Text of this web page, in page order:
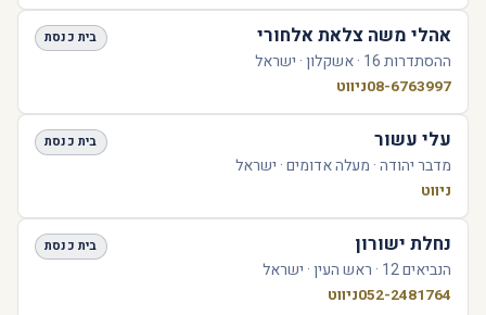
אהלי משה צלאת אלחורי בית כנסת
ההסתדרות 16 · אשקלון · ישראל
08-6763997ניווט
עלי עשור בית כנסת
מדבר יהודה · מעלה אדומים · ישראל
ניווט
נחלת ישורון בית כנסת
הנביאים 12 · ראש העין · ישראל
052-2481764ניווט